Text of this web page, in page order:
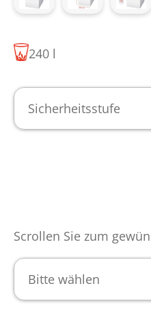
240 l
Sicherheitsstufe
Scrollen Sie zum
Bitte wählen